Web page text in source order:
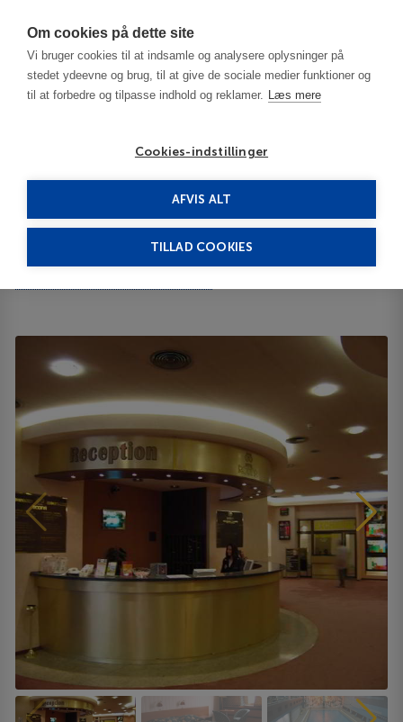
Om cookies på dette site
Vi bruger cookies til at indsamle og analysere oplysninger på
stedet ydeevne og brug, til at give de sociale medier funktioner og
til at forbedre og tilpasse indhold og reklamer. Læs mere
Cookies-indstillinger
AFVIS ALT
TILLAD COOKIES
Rodina 4****